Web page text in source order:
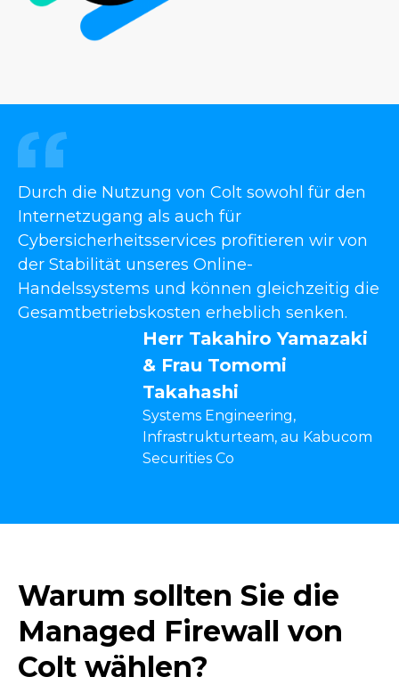
Durch die Nutzung von Colt sowohl für den
Internetzugang als auch für
Cybersicherheitsservices profitieren wir von
der Stabilität unseres Online-
Handelssystems und können gleichzeitig die
Gesamtbetriebskosten erheblich senken.
Herr Takahiro Yamazaki
& Frau Tomomi
Takahashi
Systems Engineering,
Infrastrukturteam, au Kabucom
Securities Co
Warum sollten Sie die
Managed Firewall von
Colt wählen?